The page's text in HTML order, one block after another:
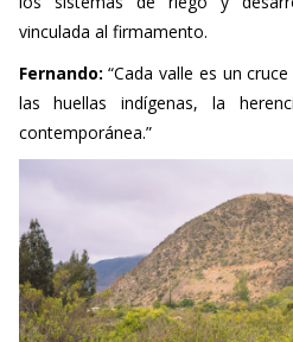
Fernando:“Cada valle es un cruce